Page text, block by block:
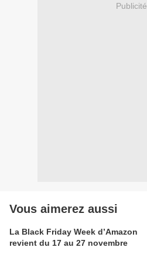
Publicité
Vous aimerez aussi
La Black Friday Week d’Amazon
revient du 17 au 27 novembre